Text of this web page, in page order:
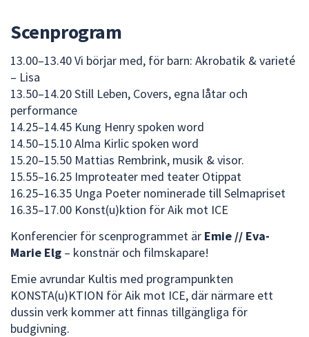
Scenprogram
13.00–13.40 Vi börjar med, för barn: Akrobatik & varieté
– Lisa
13.50–14.20 Still Leben, Covers, egna låtar och
performance
14.25–14.45 Kung Henry spoken word
14.50–15.10 Alma Kirlic spoken word
15.20–15.50 Mattias Rembrink, musik & visor.
15.55–16.25 Improteater med teater Otippat
16.25–16.35 Unga Poeter nominerade till Selmapriset
16.35–17.00 Konst(u)ktion för Aik mot ICE
Konferencier för scenprogrammet är Emie // Eva-
Marie Elg – konstnär och filmskapare!
Emie avrundar Kultis med programpunkten
KONSTA(u)KTION för Aik mot ICE, där närmare ett
dussin verk kommer att finnas tillgängliga för
budgivning.